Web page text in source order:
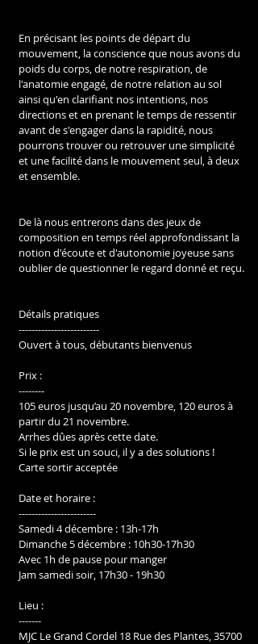
En précisant les points de départ du
mouvement, la conscience que nous avons du
poids du corps, de notre respiration, de
l'anatomie engagé, de notre relation au sol
ainsi qu'en clarifiant nos intentions, nos
directions et en prenant le temps de ressentir
avant de s'engager dans la rapidité, nous
pourrons trouver ou retrouver une simplicité
et une facilité dans le mouvement seul, à deux
et ensemble.
De là nous entrerons dans des jeux de
composition en temps réel approfondissant la
notion d'écoute et d'autonomie joyeuse sans
oublier de questionner le regard donné et reçu.
Détails pratiques
-------------------------
Ouvert à tous, débutants bienvenus
Prix :
--------
105 euros jusqu’au 20 novembre, 120 euros à
partir du 21 novembre.
Arrhes dûes après cette date.
Si le prix est un souci, il y a des solutions !
Carte sortir acceptée
Date et horaire :
------------------------
Samedi 4 décembre : 13h-17h
Dimanche 5 décembre : 10h30-17h30
Avec 1h de pause pour manger
Jam samedi soir, 17h30 - 19h30
Lieu :
-------
MJC Le Grand Cordel 18 Rue des Plantes, 35700